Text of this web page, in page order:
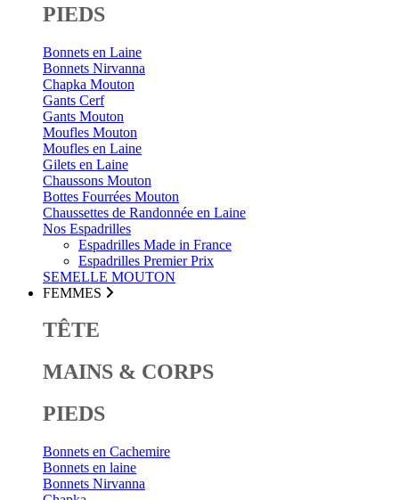
PIEDS
Bonnets en Laine
Bonnets Nirvanna
Chapka Mouton
Gants Cerf
Gants Mouton
Moufles Mouton
Moufles en Laine
Gilets en Laine
Chaussons Mouton
Bottes Fourrées Mouton
Chaussettes de Randonnée en Laine
Nos Espadrilles
Espadrilles Made in France
Espadrilles Premier Prix
SEMELLE MOUTON
FEMMES
TÊTE
MAINS & CORPS
PIEDS
Bonnets en Cachemire
Bonnets en laine
Bonnets Nirvanna